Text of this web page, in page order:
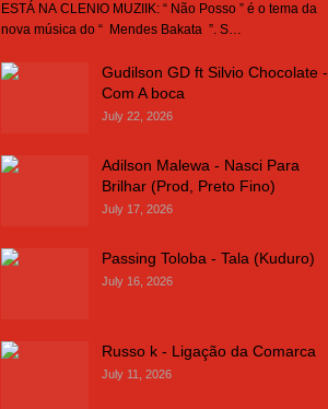
ESTÁ NA CLENIO MUZIIK: “ Não Posso ” é o tema da
nova música do “ Mendes Bakata ”. S…
Gudilson GD ft Silvio Chocolate -
Com A boca
July 22, 2026
Adilson Malewa - Nasci Para
Brilhar (Prod, Preto Fino)
July 17, 2026
Passing Toloba - Tala (Kuduro)
July 16, 2026
Russo k - Ligação da Comarca
July 11, 2026